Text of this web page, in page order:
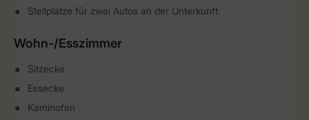
Stellplätze für zwei Autos an der Unterkunft
Wohn-/Esszimmer
Sitzecke
Essecke
Kaminofen